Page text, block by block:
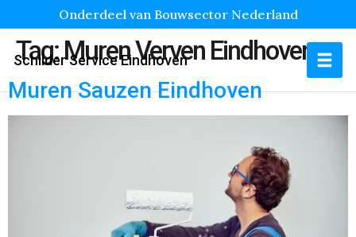
Onderdeel van Bouwsector Nederland
Schilder Service Eindhoven
Tag:Muren Verven Eindhoven
Muren Sauzen Eindhoven